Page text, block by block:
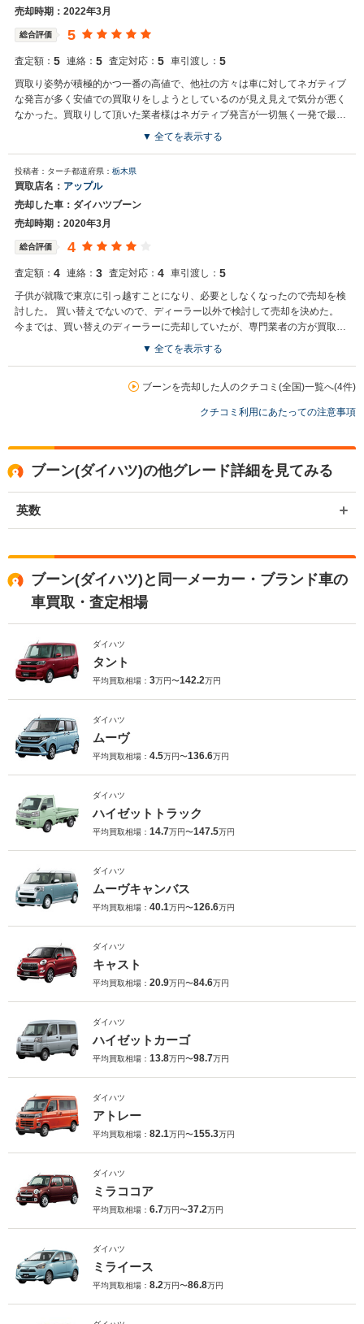
売却時期：2022年3月
総合評価 5
査定額： 5 連絡： 5 査定対応： 5 車引渡し： 5
買取り姿勢が積極的かつ一番の高値で、他社の方々は車に対してネガティブ
な発言が多く安値での買取りをしようとしているのが見え見えで気分が悪く
なかった。買取りして頂いた業者様はネガティブ発言が一切無く一発で最高
値を出してくれて気持ち良く取引ができた。
▼ 全てを表示する
投稿者：ターチ都道府県： 栃木県
買取店名： アップル
売却した車：ダイハツブーン
売却時期：2020年3月
総合評価 4
査定額： 4 連絡： 3 査定対応： 4 車引渡し： 5
子供が就職で東京に引っ越すことになり、必要としなくなったので売却を検
討した。 買い替えでないので、ディーラー以外で検討して売却を決めた。
今までは、買い替えのディーラーに売却していたが、専門業者の方が買取価
▼ 全てを表示する
ブーンを売却した人のクチコミ(全国)一覧へ(4件)
クチコミ利用にあたっての注意事項
ブーン(ダイハツ)の他グレード詳細を見てみる
英数
ブーン(ダイハツ)と同一メーカー・ブランド車の
車買取・査定相場
ダイハツ
タント
平均買取相場： 3万円〜142.2万円
ダイハツ
ムーヴ
平均買取相場： 4.5万円〜136.6万円
ダイハツ
ハイゼットトラック
平均買取相場： 14.7万円〜147.5万円
ダイハツ
ムーヴキャンバス
平均買取相場： 40.1万円〜126.6万円
ダイハツ
キャスト
平均買取相場： 20.9万円〜84.6万円
ダイハツ
ハイゼットカーゴ
平均買取相場： 13.8万円〜98.7万円
ダイハツ
アトレー
平均買取相場： 82.1万円〜155.3万円
ダイハツ
ミラココア
平均買取相場： 6.7万円〜37.2万円
ダイハツ
ミライース
平均買取相場： 8.2万円〜86.8万円